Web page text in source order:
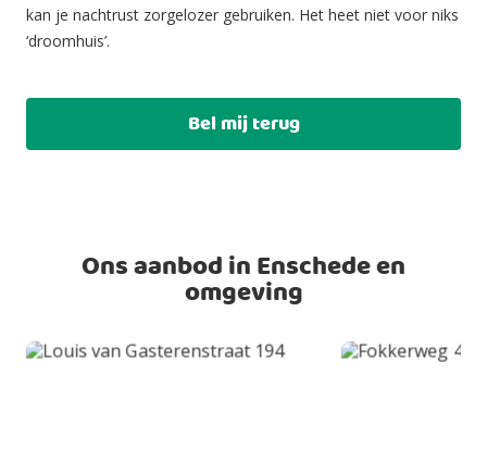
kan je nachtrust zorgelozer gebruiken. Het heet niet voor niks
‘droomhuis’.
Bel mij terug
Ons aanbod in Enschede en
omgeving